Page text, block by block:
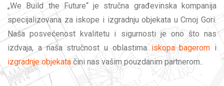
„We Build the Future“ je stručna građevinska kompanija
specijalizovana za iskope i izgradnju objekata u Crnoj Gori.
Naša posvećenost kvalitetu i sigurnosti je ono što nas
izdvaja, a naša stručnost u oblastimaiskopa bagerom i
izgradnje objekata čini nas vašim pouzdanim partnerom..